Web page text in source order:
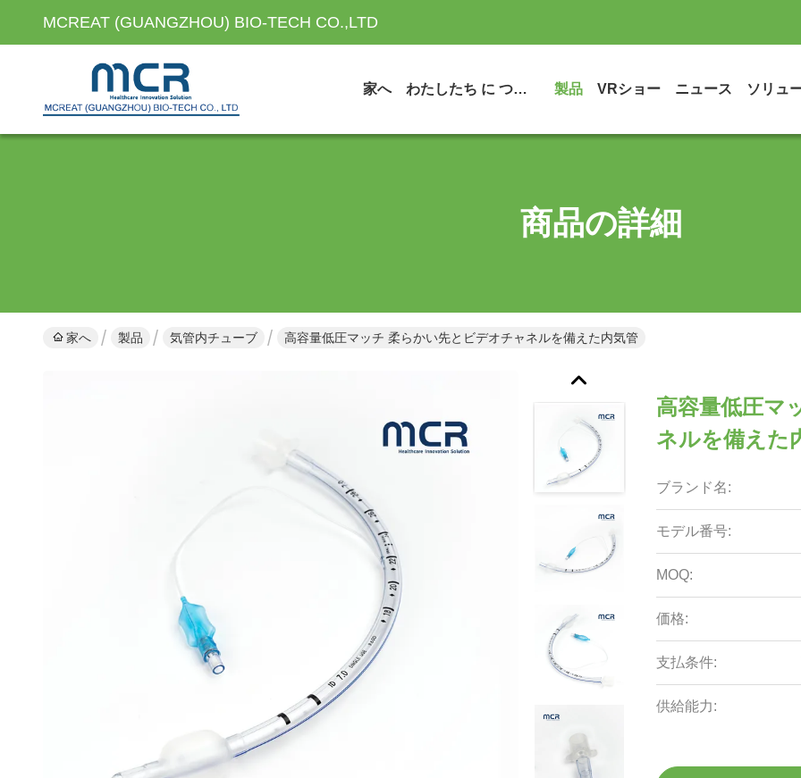
MCREAT (GUANGZHOU) BIO-TECH CO.,LTD
家へ わたしたち に つい て 製品 VRショー ニュース ソリュ
商品の詳細
家へ 製品 気管内チューブ 高容量低圧マッチ 柔らかい先とビデオチャネルを備えた内気管
高容量低圧マ
ネルを備えた
ブランド名:
モデル番号:
MOQ:
価格:
支払条件:
供給能力: